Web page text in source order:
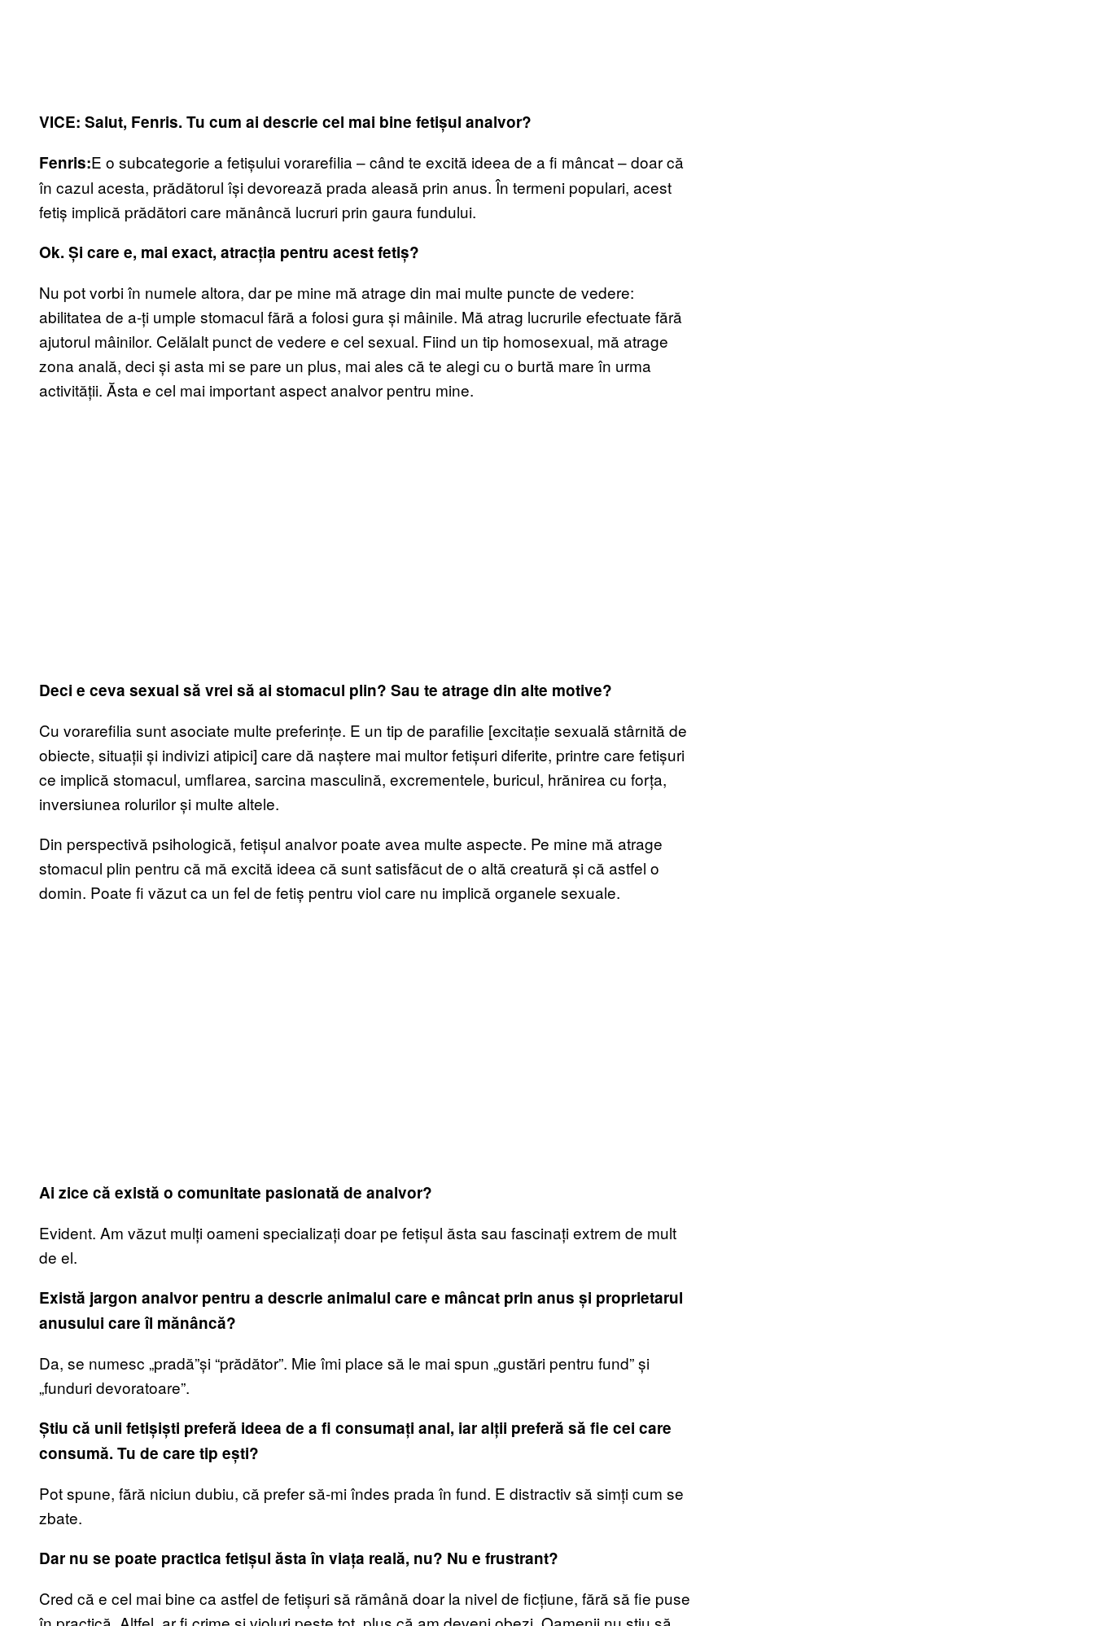
VICE: Salut, Fenris. Tu cum ai descrie cel mai bine fetișul analvor?
Fenris:E o subcategorie a fetișului vorarefilia – când te excită ideea de a fi mâncat – doar că
în cazul acesta, prădătorul își devorează prada aleasă prin anus. În termeni populari, acest
fetiș implică prădători care mănâncă lucruri prin gaura fundului.
Ok. Și care e, mai exact, atracția pentru acest fetiș?
Nu pot vorbi în numele altora, dar pe mine mă atrage din mai multe puncte de vedere:
abilitatea de a-ți umple stomacul fără a folosi gura și mâinile. Mă atrag lucrurile efectuate fără
ajutorul mâinilor. Celălalt punct de vedere e cel sexual. Fiind un tip homosexual, mă atrage
zona anală, deci și asta mi se pare un plus, mai ales că te alegi cu o burtă mare în urma
activității. Ăsta e cel mai important aspect analvor pentru mine.
Deci e ceva sexual să vrei să ai stomacul plin? Sau te atrage din alte motive?
Cu vorarefilia sunt asociate multe preferințe. E un tip de parafilie [excitație sexuală stârnită de
obiecte, situații și indivizi atipici] care dă naștere mai multor fetișuri diferite, printre care fetișuri
ce implică stomacul, umflarea, sarcina masculină, excrementele, buricul, hrănirea cu forța,
inversiunea rolurilor și multe altele.
Din perspectivă psihologică, fetișul analvor poate avea multe aspecte. Pe mine mă atrage
stomacul plin pentru că mă excită ideea că sunt satisfăcut de o altă creatură și că astfel o
domin. Poate fi văzut ca un fel de fetiș pentru viol care nu implică organele sexuale.
Ai zice că există o comunitate pasionată de analvor?
Evident. Am văzut mulți oameni specializați doar pe fetișul ăsta sau fascinați extrem de mult
de el.
Există jargon analvor pentru a descrie animalul care e mâncat prin anus și proprietarul
anusului care îl mănâncă?
Da, se numesc „pradă”și “prădător”. Mie îmi place să le mai spun „gustări pentru fund” și
„funduri devoratoare”.
Știu că unii fetișiști preferă ideea de a fi consumați anal, iar alții preferă să fie cei care
consumă. Tu de care tip ești?
Pot spune, fără niciun dubiu, că prefer să-mi îndes prada în fund. E distractiv să simți cum se
zbate.
Dar nu se poate practica fetișul ăsta în viața reală, nu? Nu e frustrant?
Cred că e cel mai bine ca astfel de fetișuri să rămână doar la nivel de ficțiune, fără să fie puse